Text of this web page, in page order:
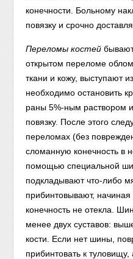
конечности. Больному
повязку и срочно
Переломы костей
открытом переломе
ткани и кожу, выступают
необходимо остановить
раны 5%-ным раствором
повязку. После этого
переломах (без
сломанную конечность в
помощью специальной
подкладывают что-либо
прибинтовывают, начиная
конечность не отекла.
менее двух суставов:
кости. Если нет шины,
прибинтовать к